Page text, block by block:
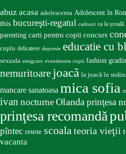
abuz acasa adolescenta Adolescent în
this bucureşti-regatul cadouri ca la școală
parenting carti pentru copii concurs
cuplu delicatese depresie educatie cu
sexuala emigrare evenimente copii fashion
nemuritoare joacă la joacă în
mancare sanatoasa mica sofia
ivan nocturneOlanda prinţesa
prinţesa recomandă
pîntec retete scoalateoria vieţii
vacanta